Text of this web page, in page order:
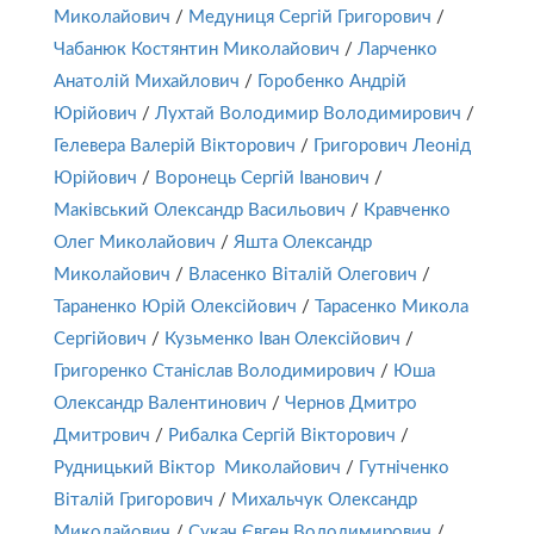
Миколайович / Медуниця Сергій Григорович /
Чабанюк Костянтин Миколайович / Ларченко
Анатолій Михайлович /
Горобенко Андрій
Юрійович / Лухтай Володимир Володимирович /
Гелевера Валерій Вікторович /
Григорович Леонід
Юрійович / Воронець Сергій Іванович /
Маківський Олександр Васильович / Кравченко
Олег Миколайович / Яшта Олександр
Миколайович / Власенко Віталій Олегович /
Тараненко Юрій Олексійович /
Тарасенко Микола
Сергійович / Кузьменко Іван Олексійович /
Григоренко Станіслав Володимирович / Юша
Олександр Валентинович / Чернов Дмитро
Дмитрович / Рибалка Сергій Вікторович /
Рудницький Віктор Миколайович /
Гутніченко
Віталій Григорович / Михальчук Олександр